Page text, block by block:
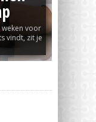
voor
vindt, zit je